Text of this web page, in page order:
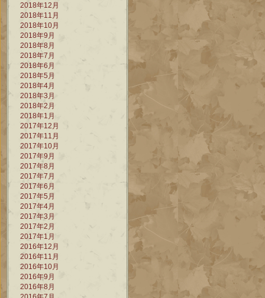
2018年12月
2018年11月
2018年10月
2018年9月
2018年8月
2018年7月
2018年6月
2018年5月
2018年4月
2018年3月
2018年2月
2018年1月
2017年12月
2017年11月
2017年10月
2017年9月
2017年8月
2017年7月
2017年6月
2017年5月
2017年4月
2017年3月
2017年2月
2017年1月
2016年12月
2016年11月
2016年10月
2016年9月
2016年8月